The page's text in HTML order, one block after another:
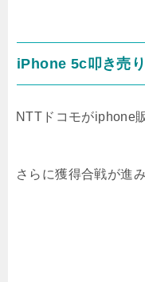
iPhone 5c叩き売り
NTTドコモがiphone
さらに獲得合戦が進